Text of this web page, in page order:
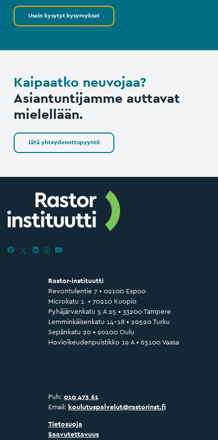
Usein kysytyt kysymykset
Kaipaatko neuvojaa?
Asiantuntijamme auttavat
mielellään.
Jätä yhteydenottopyyntö
Rastor-instituutti
Revontulentie 7 • 02100 Espoo
Microkatu 1 • 70210 Kuopio
Pyhäjärvenkatu 5 A 25 • 33200 Tampere
Lemminkäisenkatu 14–18 • 20520 Turku
Sepänkatu 20 • 90100 Oulu
Hovioikeudenpuistikko 19 A • 65100 Vaasa
Puh: 010 473 61
Email: koulutuspalvelut@rastorinst.fi
Tietosuoja
Saavutettavuus